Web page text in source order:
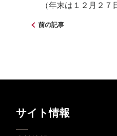
（年末は１２月２７
前の記事
サイト情報